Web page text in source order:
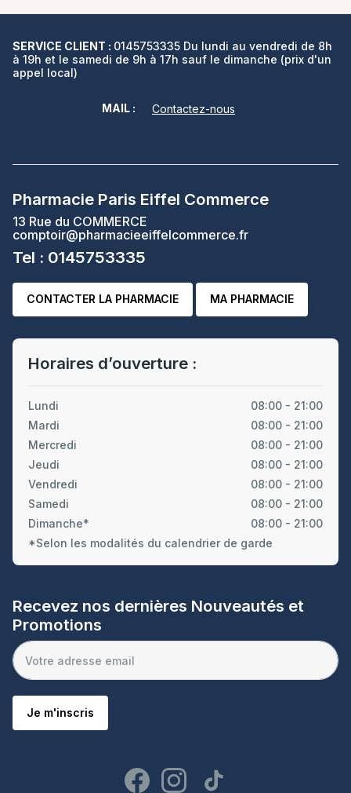
SERVICE CLIENT : 0145753335 Du lundi au vendredi de 8h
à 19h et le samedi de 9h à 17h sauf le dimanche (prix d'un
appel local)
MAIL : Contactez-nous
Pharmacie Paris Eiffel Commerce
13 Rue du COMMERCE
comptoir@pharmacieeiffelcommerce.fr
Tel : 0145753335
CONTACTER LA PHARMACIE MA PHARMACIE
Horaires d’ouverture :
Lundi
08:00 - 21:00
Mardi
08:00 - 21:00
Mercredi
08:00 - 21:00
Jeudi
08:00 - 21:00
Vendredi
08:00 - 21:00
Samedi
08:00 - 21:00
Dimanche*
08:00 - 21:00
*Selon les modalités du calendrier de garde
Recevez nos dernières Nouveautés et
Promotions
Je m'inscris